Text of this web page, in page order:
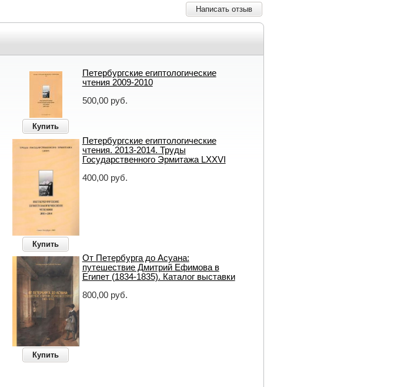
Написать отзыв
Купить
Петербургские египтологические
чтения 2009-2010
500,00 руб.
Купить
Петербургские египтологические
чтения. 2013-2014. Труды
Государственного Эрмитажа LXXVI
400,00 руб.
Купить
От Петербурга до Асуана:
путешествие Дмитрий Ефимова в
Египет (1834-1835). Каталог выставки
800,00 руб.